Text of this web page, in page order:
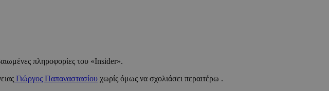
πληροφορίες του «Insider».
Γιώργος Παπαναστασίου χωρίς όμως να σχολιάσει περαιτέρω .